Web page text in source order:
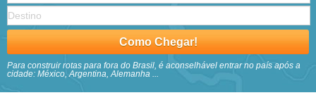
Para construir rotas para fora do Brasil, é aconselhável entrar no país após a
cidade: México, Argentina, Alemanha ...